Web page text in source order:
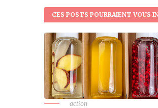
CES POSTS POURRAIENT VOUS
action